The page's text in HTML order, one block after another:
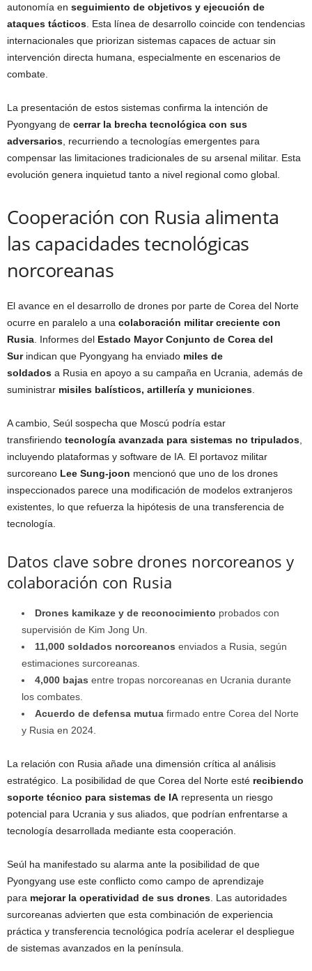
autonomía en seguimiento de objetivos y ejecución de
ataques tácticos . Esta línea de desarrollo coincide con tendencias
internacionales que priorizan sistemas capaces de actuar sin
intervención directa humana, especialmente en escenarios de
combate.
La presentación de estos sistemas confirma la intención de
Pyongyang de cerrar la brecha tecnológica con sus
adversarios , recurriendo a tecnologías emergentes para
compensar las limitaciones tradicionales de su arsenal militar. Esta
evolución genera inquietud tanto a nivel regional como global.
Cooperación con Rusia alimenta
las capacidades tecnológicas
norcoreanas
El avance en el desarrollo de drones por parte de Corea del Norte
ocurre en paralelo a una colaboración militar creciente con
Rusia . Informes del Estado Mayor Conjunto de Corea del
Surindican que Pyongyang ha enviado miles de
soldados a Rusia en apoyo a su campaña en Ucrania, además de
suministrar misiles balísticos, artillería y municiones
A cambio, Seúl sospecha que Moscú podría estar
transfiriendo tecnología avanzada para sistemas no tripulados
incluyendo plataformas y software de IA. El portavoz militar
surcoreano Lee Sung-joon mencionó que uno de los drones
inspeccionados parece una modificación de modelos extranjeros
existentes, lo que refuerza la hipótesis de una transferencia de
tecnología.
Datos clave sobre drones norcoreanos y
colaboración con Rusia
Drones kamikaze y de reconocimiento probados con
supervisión de Kim Jong Un.
11,000 soldados norcoreanos enviados a Rusia, según
estimaciones surcoreanas.
4,000 bajas entre tropas norcoreanas en Ucrania durante
los combates.
Acuerdo de defensa mutua firmado entre Corea del Norte
y Rusia en 2024.
La relación con Rusia añade una dimensión crítica al análisis
estratégico. La posibilidad de que Corea del Norte esté recibiendo
soporte técnico para sistemas de IA representa un riesgo
potencial para Ucrania y sus aliados, que podrían enfrentarse a
tecnología desarrollada mediante esta cooperación.
Seúl ha manifestado su alarma ante la posibilidad de que
Pyongyang use este conflicto como campo de aprendizaje
para mejorar la operatividad de sus drones . Las autoridades
surcoreanas advierten que esta combinación de experiencia
práctica y transferencia tecnológica podría acelerar el despliegue
de sistemas avanzados en la península.